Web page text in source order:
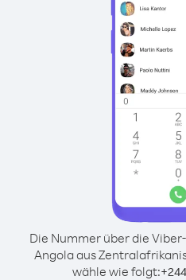
Die Nummer über die
Angola aus
wähle wie folgt:+244